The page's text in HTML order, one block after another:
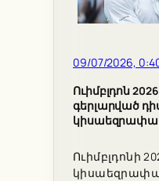
09/07/2026,
Ուիմբլդոն
գերլարված
Ուիմբլդոնի